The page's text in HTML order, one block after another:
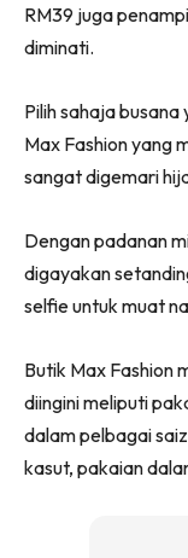
RM39 juga
diminati.
Pilih sahaja
Max Fashion yang
sangat digemari
Dengan padanan
digayakan
selfie untuk muat
Butik Max Fashion
diingini meliputi
dalam pelbagai
kasut, pakaian